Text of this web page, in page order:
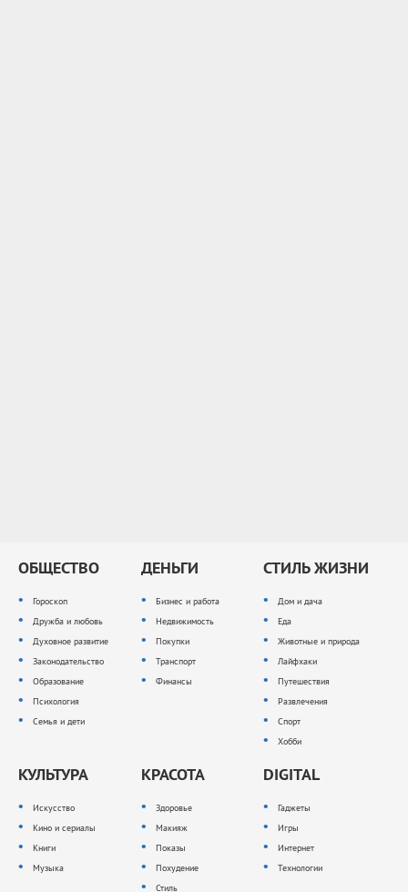
ОБЩЕСТВО
Гороскоп
Дружба и любовь
Духовное развитие
Законодательство
Образование
Психология
Семья и дети
ДЕНЬГИ
Бизнес и работа
Недвижимость
Покупки
Транспорт
Финансы
СТИЛЬ ЖИЗНИ
Дом и дача
Еда
Животные и природа
Лайфхаки
Путешествия
Развлечения
Спорт
Хобби
КУЛЬТУРА
Искусство
Кино и сериалы
Книги
Музыка
КРАСОТА
Здоровье
Макияж
Показы
Похудение
Стиль
DIGITAL
Гаджеты
Игры
Интернет
Технологии